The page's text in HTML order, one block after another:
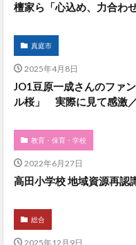
檀家ら「心込め、力合わ
真庭市
2025年4月8日
JO1豆原一成さんのファ
ル桜」 実際に見て感激
教育・保育・学校
2022年6月27日
高田小学校 地域資源再認
総合
2025年12月9日